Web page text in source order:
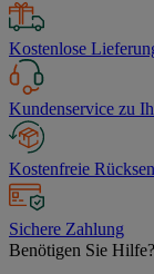
Kostenlose
Kundenservice zu
Kostenfreie
Sichere Zahlung
Benötigen Sie Hilfe?